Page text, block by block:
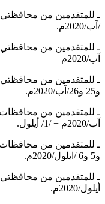
/آب/2020م.
آب/2020م
و25 و26/آب/2020م.
آب/2020م + /1/ أيلول.
و5 و6 /ايلول/2020م.
أيلول/2020م.